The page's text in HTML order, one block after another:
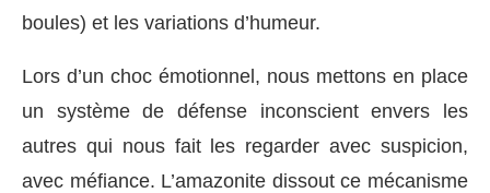
boules) et les variations d’humeur.
Lors d’un choc émotionnel, nous mettons en place
un système de défense inconscient envers les
autres qui nous fait les regarder avec suspicion,
avec méfiance. L’amazonite dissout ce mécanisme